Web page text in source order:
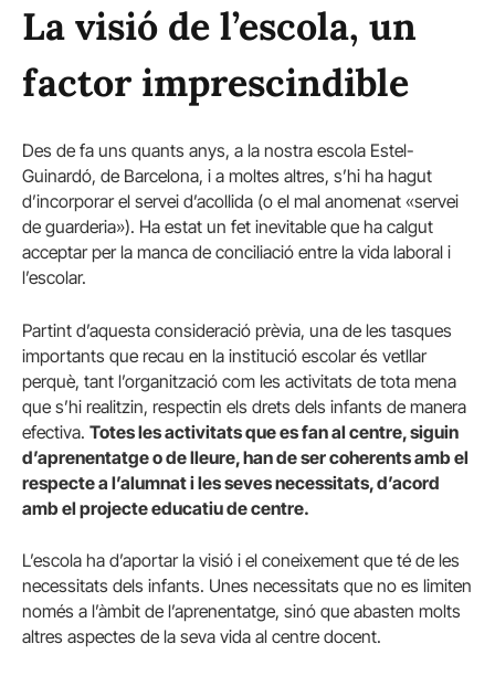
La visió de l’escola, un
factor imprescindible
Des de fa uns quants anys, a la nostra escola Estel-
Guinardó, de Barcelona, i a moltes altres, s’hi ha hagut
d’incorporar el servei d’acollida (o el mal anomenat «servei
de guarderia»). Ha estat un fet inevitable que ha calgut
acceptar per la manca de conciliació entre la vida laboral i
l’escolar.
Partint d’aquesta consideració prèvia, una de les tasques
importants que recau en la institució escolar és vetllar
perquè, tant l’organització com les activitats de tota mena
que s’hi realitzin, respectin els drets dels infants de manera
efectiva. Totes les activitats que es fan al centre, siguin
d’aprenentatge o de lleure, han de ser coherents amb el
respecte a l’alumnat i les seves necessitats, d’acord
amb el projecte educatiu de centre.
L’escola ha d’aportar la visió i el coneixement que té de les
necessitats dels infants. Unes necessitats que no es limiten
només a l’àmbit de l’aprenentatge, sinó que abasten molts
altres aspectes de la seva vida al centre docent.